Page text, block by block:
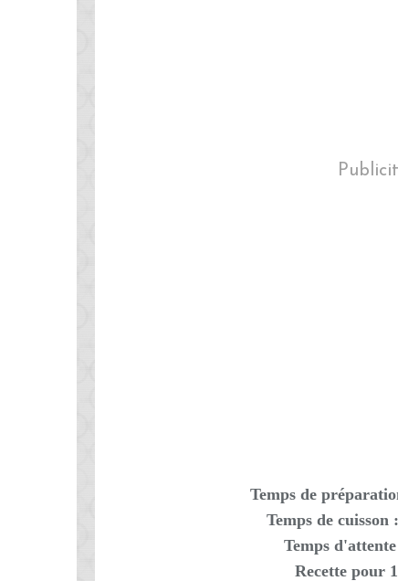
Temps de
Temps de cuisson
Temps
Recette pour